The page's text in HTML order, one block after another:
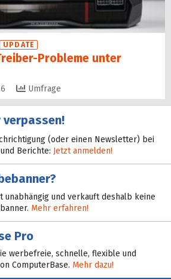
UPDATE
Probleme unter
Umfrage
verpassen!
(oder einen Newsletter) bei
Berichte: Jetzt anmelden!
unabhängig und verkauft deshalb keine
Mehr erfahren!
Pro
werbefreie, schnelle, flexible und
ComputerBase. Mehr dazu!